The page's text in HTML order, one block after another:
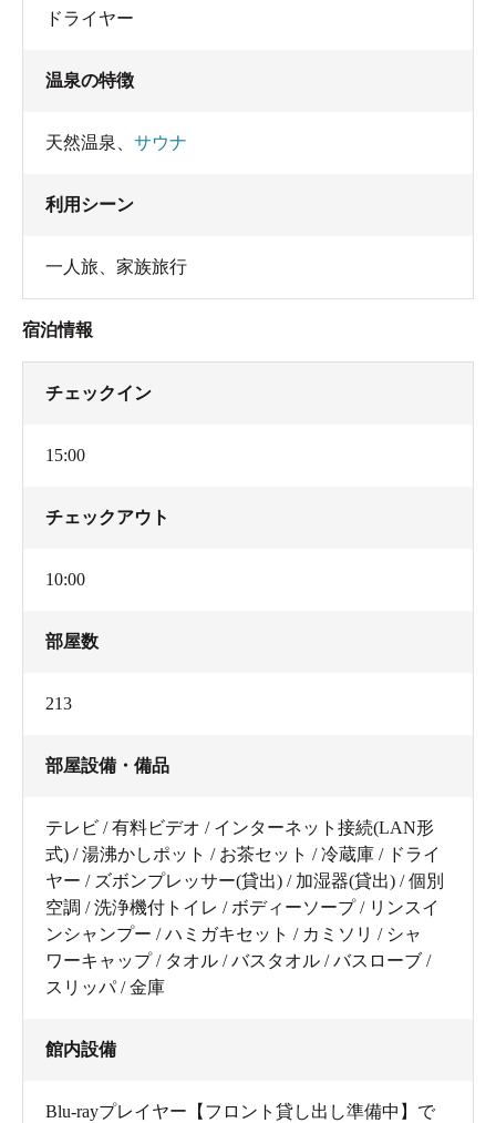
ドライヤー
温泉の特徴
天然温泉 サウナ
利用シーン
一人旅 家族旅行
宿泊情報
チェックイン
15:00
チェックアウト
10:00
部屋数
213
部屋設備・備品
テレビ / 有料ビデオ / インターネット接続(LAN形
式) / 湯沸かしポット / お茶セット / 冷蔵庫 / ドライ
ヤー / ズボンプレッサー(貸出) / 加湿器(貸出) / 個別
空調 / 洗浄機付トイレ / ボディーソープ / リンスイ
ンシャンプー / ハミガキセット / カミソリ / シャ
ワーキャップ / タオル / バスタオル / バスローブ /
スリッパ / 金庫
館内設備
Blu-rayプレイヤー【フロント貸し出し準備中】で